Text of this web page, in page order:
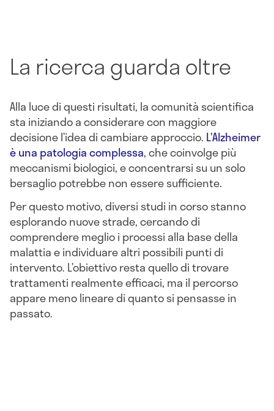
La ricerca guarda oltre
Alla luce di questi risultati, la comunità scientifica
sta iniziando a considerare con maggiore
decisione l’idea di cambiare approccio. L’Alzheimer
è una patologia complessa, che coinvolge più
meccanismi biologici, e concentrarsi su un solo
bersaglio potrebbe non essere sufficiente.
Per questo motivo, diversi studi in corso stanno
esplorando nuove strade, cercando di
comprendere meglio i processi alla base della
malattia e individuare altri possibili punti di
intervento. L’obiettivo resta quello di trovare
trattamenti realmente efficaci, ma il percorso
appare meno lineare di quanto si pensasse in
passato.